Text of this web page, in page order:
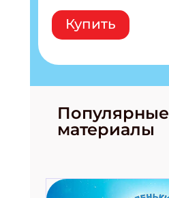
Купить
Популярные
материалы